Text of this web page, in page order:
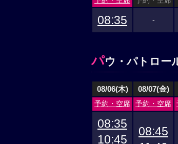
08:35 -
パウ・パトロー
08/06(木) 08/07(金)
予約・空席 予約・空席
08:35
10:45
08:45